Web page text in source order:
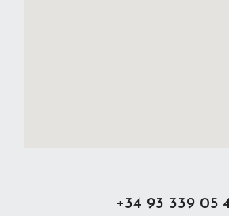
+34 93 339 05